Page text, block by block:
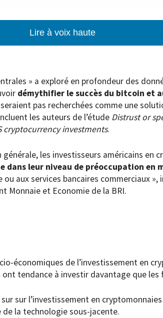
Lire à voix haute
» a exploré en profondeur des
démythifier le succès du bitcoin et
pas recherchées comme une
les auteurs de l’étude Distrust or
cryptocurrency investments.
les investisseurs américains en
dans leur niveau de préoccupation en
aux services bancaires commerciaux »,
Monnaie et Economie de la BRI.
économiques de l’investissement en
tendance à investir davantage que les
sur l’investissement en
de la technologie sous-jacente.